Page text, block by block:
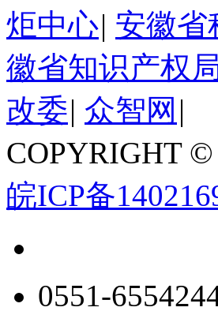
炬中心| 安徽省
徽省知识产权
改委| 众智网 |
COPYRIGHT
皖ICP备
0551-